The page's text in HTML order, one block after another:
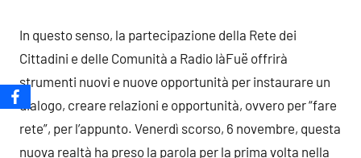
In questo senso, la partecipazione della Rete dei
Cittadini e delle Comunità a Radio IàFuë offrirà
strumenti nuovi e nuove opportunità per instaurare un
dialogo, creare relazioni e opportunità, ovvero per “fare
rete”, per l’appunto. Venerdì scorso, 6 novembre, questa
nuova realtà ha preso la parola per la prima volta nella